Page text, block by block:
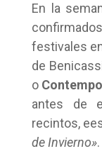
En la
festivales
de
o
antes de
recintos,
de Invierno».